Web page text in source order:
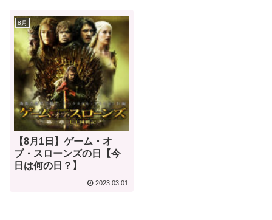
8月
【8月1日】ゲーム・オ
ブ・スローンズの日【今
日は何の日？】
2023.03.01